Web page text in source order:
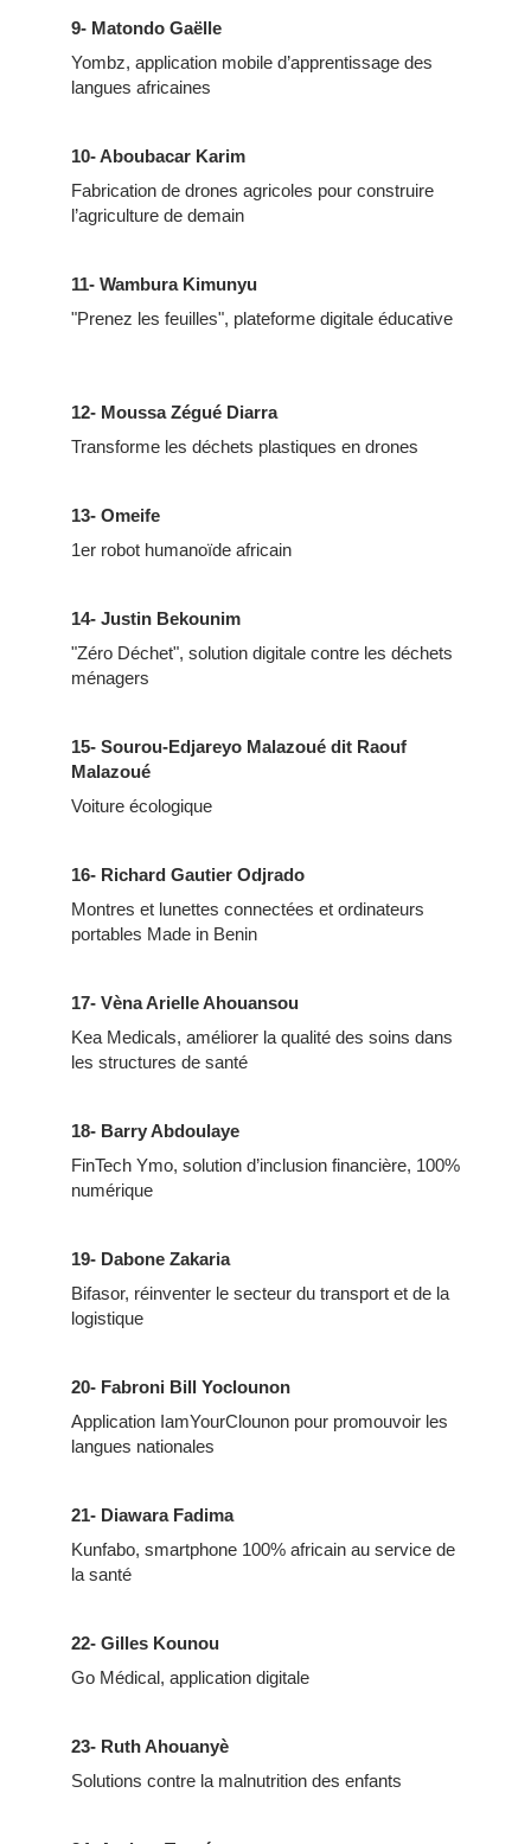
9- Matondo Gaëlle
Yombz, application mobile d’apprentissage des
langues africaines
10-Aboubacar Karim
Fabrication de drones agricoles pour construire
l’agriculture de demain
11- Wambura Kimunyu
"Prenez les feuilles", plateforme digitale éducative
12- Moussa Zégué Diarra
Transforme les déchets plastiques en drones
13- Omeife
1er robot humanoïde africain
14- Justin Bekounim
"Zéro Déchet", solution digitale contre les déchets
ménagers
15- Sourou-Edjareyo Malazoué dit Raouf
Malazoué
Voiture écologique
16- Richard Gautier Odjrado
Montres et lunettes connectées et ordinateurs
portables Made in Benin
17- Vèna Arielle Ahouansou
Kea Medicals, améliorer la qualité des soins dans
les structures de santé
18- Barry Abdoulaye
FinTech Ymo, solution d’inclusion financière, 100%
numérique
19- Dabone Zakaria
Bifasor, réinventer le secteur du transport et de la
logistique
20- Fabroni Bill Yoclounon
Application IamYourClounon pour promouvoir les
langues nationales
21- Diawara Fadima
Kunfabo, smartphone 100% africain au service de
la santé
22- Gilles Kounou
Go Médical, application digitale
23- Ruth Ahouanyè
Solutions contre la malnutrition des enfants